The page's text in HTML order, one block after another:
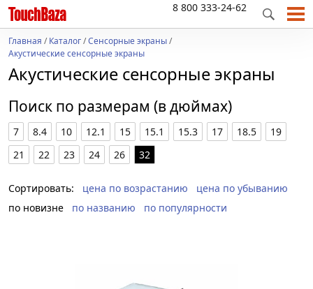
8 800 333-24-62
Главная /Каталог/Сенсорные экраны/
Акустические сенсорные экраны
Акустические сенсорные экраны
Поиск по размерам (в дюймах)
7 8.4 10 12.1 15 15.1 15.3 17 18.5
19
21
22 23 24 26 32
Сортировать: цена по возрастанию
цена по убыванию
по новизне
по названию по популярности